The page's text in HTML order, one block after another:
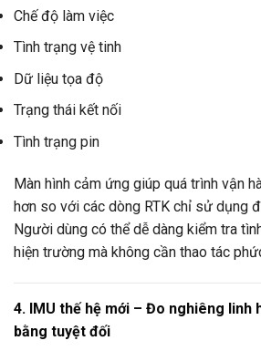
Chế độ làm việc
Tình trạng vệ tinh
Dữ liệu tọa độ
Trạng thái kết nối
Tình trạng pin
Màn hình cảm ứng giúp quá trình vận
hơn so với các dòng RTK chỉ sử dụng
Người dùng có thể dễ dàng kiểm tra
hiện trường mà không cần thao tác
4. IMU thế hệ mới – Đo nghiêng linh
bằng tuyệt đối